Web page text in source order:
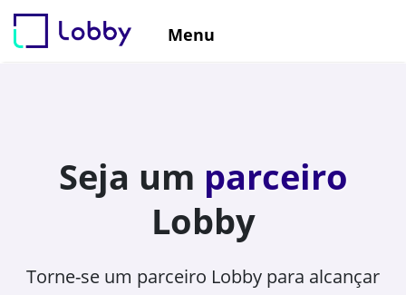
Menu
Seja um parceiro
Lobby
Torne-se um parceiro Lobby para alcançar